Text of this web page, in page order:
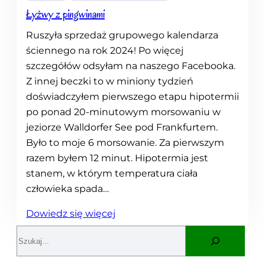
u
t
r
i
Łyżwy z pingwinami
Ruszyła sprzedaż grupowego kalendarza
ściennego na rok 2024! Po więcej
szczegółów odsyłam na naszego Facebooka.
Z innej beczki to w miniony tydzień
doświadczyłem pierwszego etapu hipotermii
po ponad 20-minutowym morsowaniu w
jeziorze Walldorfer See pod Frankfurtem.
Było to moje 6 morsowanie. Za pierwszym
razem byłem 12 minut. Hipotermia jest
stanem, w którym temperatura ciała
człowieka spada…
Dowiedz się więcej
Ł
ż